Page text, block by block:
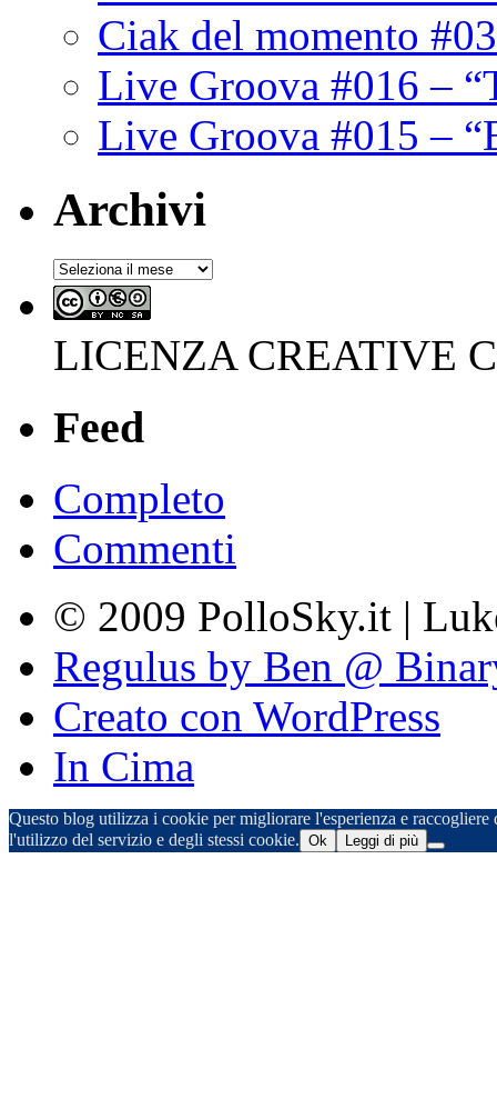
Ciak del momento
Live Groova #016 –
Live Groova #015 –
Archivi
Archivi
LICENZA CREATIVE
Feed
Completo
Commenti
© 2009 PolloSky.it |
Regulus by Ben @
Creato con WordPress
In Cima
Questo blog utilizza i cookie per migliorare l'esperienza e
l'utilizzo del servizio e degli stessi cookie. Ok Leggi di più